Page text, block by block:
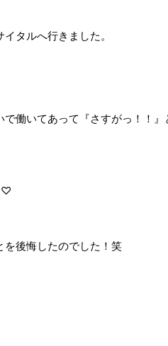
タルへ行きました。
働いてあって『さすがっ！！
♡
を後悔したのでした！笑